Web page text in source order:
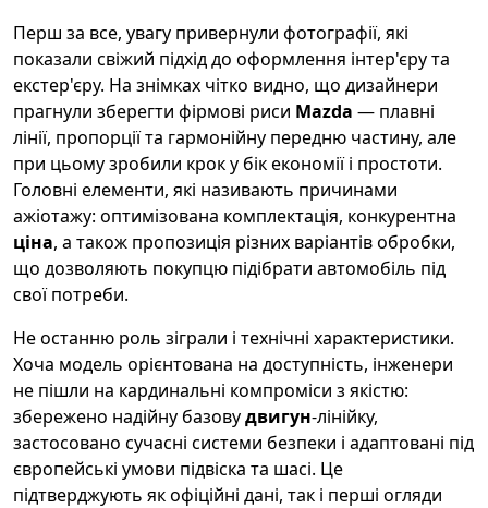
Перш за все, увагу привернули фотографії, які
показали свіжий підхід до оформлення інтер'єру та
екстер'єру. На знімках чітко видно, що дизайнери
прагнули зберегти фірмові риси Mazda — плавні
лінії, пропорції та гармонійну передню частину, але
при цьому зробили крок у бік економії і простоти.
Головні елементи, які називають причинами
ажіотажу: оптимізована комплектація, конкурентна
ціна, а також пропозиція різних варіантів обробки,
що дозволяють покупцю підібрати автомобіль під
свої потреби.
Не останню роль зіграли і технічні характеристики.
Хоча модель орієнтована на доступність, інженери
не пішли на кардинальні компроміси з якістю:
збережено надійну базовудвигун-лінійку,
застосовано сучасні системи безпеки і адаптовані під
європейські умови підвіска та шасі. Це
підтверджують як офіційні дані, так і перші огляди